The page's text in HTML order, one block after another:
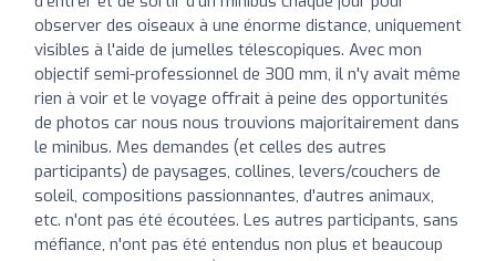
observer des oiseaux à une énorme distance, uniquement
visibles à l'aide de jumelles télescopiques. Avec mon
objectif semi-professionnel de 300 mm, il n'y avait même
rien à voir et le voyage offrait à peine des opportunités
de photos car nous nous trouvions majoritairement dans
le minibus. Mes demandes (et celles des autres
participants) de paysages, collines, levers/couchers de
soleil, compositions passionnantes, d'autres animaux,
etc. n'ont pas été écoutées. Les autres participants, sans
méfiance, n'ont pas été entendus non plus et beaucoup